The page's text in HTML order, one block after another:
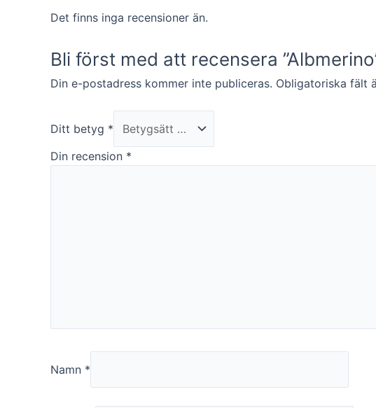
Det finns inga recensioner än.
Bli först med att recensera
Din e-postadress kommer inte publiceras. Obligatoriska fält
Ditt betyg *
Din recension *
Namn *
personligt
anpassat innehåll